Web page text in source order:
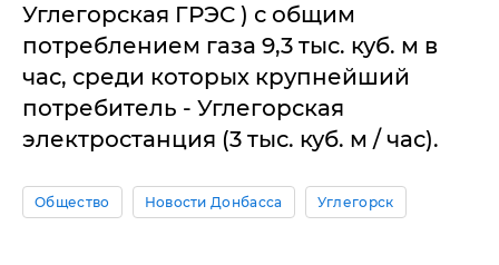
Углегорская ГРЭС ) с общим
потреблением газа 9,3 тыс. куб. м в
час, среди которых крупнейший
потребитель - Углегорская
электростанция (3 тыс. куб. м / час).
Общество Новости Донбасса Углегорск